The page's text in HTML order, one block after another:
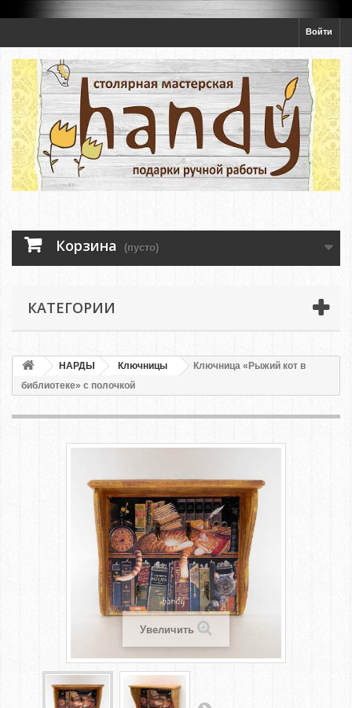
Войти
Корзина (пусто)
КАТЕГОРИИ
НАРДЫ Ключницы
Ключница «Рыжий кот в
библиотеке» с полочкой
Увеличить